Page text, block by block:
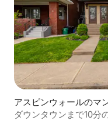
アスピンウォールのマ
ダウンタウンまで10分